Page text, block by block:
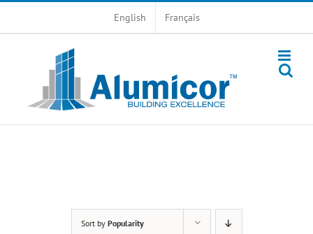
English Français
Sort by Popularity